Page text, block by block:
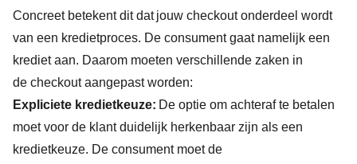
Concreet betekent dit dat jouw checkout onderdeel wordt
van een kredietproces. De consument gaat namelijk een
krediet aan. Daarom moeten verschillende zaken in
de checkout aangepast worden:
Expliciete kredietkeuze: De optie om achteraf te betalen
moet voor de klant duidelijk herkenbaar zijn als een
kredietkeuze. De consument moet de